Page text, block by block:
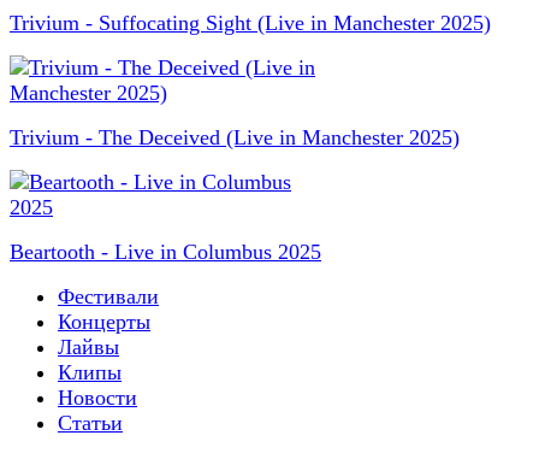
Trivium - Suffocating Sight (Live in Manchester 2025)
Trivium - The Deceived (Live in Manchester 2025)
Beartooth - Live in Columbus 2025
Фестивали
Концерты
Лайвы
Клипы
Новости
Статьи